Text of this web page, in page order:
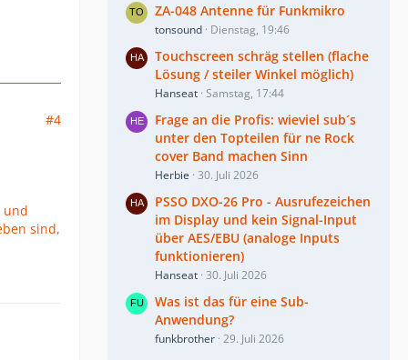
#4
und
sind,
ZA-048 Antenne für Funkmikro
tonsound Dienstag, 19:46
Touchscreen schräg stellen (flache
Lösung / steiler Winkel möglich)
Hanseat Samstag, 17:44
Frage an die Profis: wieviel sub´s
unter den Topteilen für ne Rock
cover Band machen Sinn
Herbie 30. Juli 2026
PSSO DXO-26 Pro - Ausrufezeichen
im Display und kein Signal-Input
über AES/EBU (analoge Inputs
funktionieren)
Hanseat 30. Juli 2026
Was ist das für eine Sub-
Anwendung?
funkbrother 29. Juli 2026